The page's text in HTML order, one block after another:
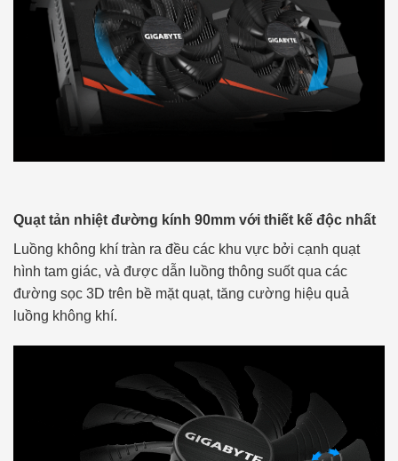
Quạt tản nhiệt đường kính 90mm với thiết kế độc nhất
Luồng không khí tràn ra đều các khu vực bởi cạnh quạt
hình tam giác, và được dẫn luồng thông suốt qua các
đường sọc 3D trên bề mặt quạt, tăng cường hiệu quả
luồng không khí.